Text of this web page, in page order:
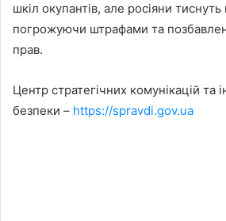
шкіл окупантів, але росіяни тиснуть
погрожуючи штрафами та
прав.
Центр стратегічних комунікацій та
безпеки – https://spravdi.gov.ua